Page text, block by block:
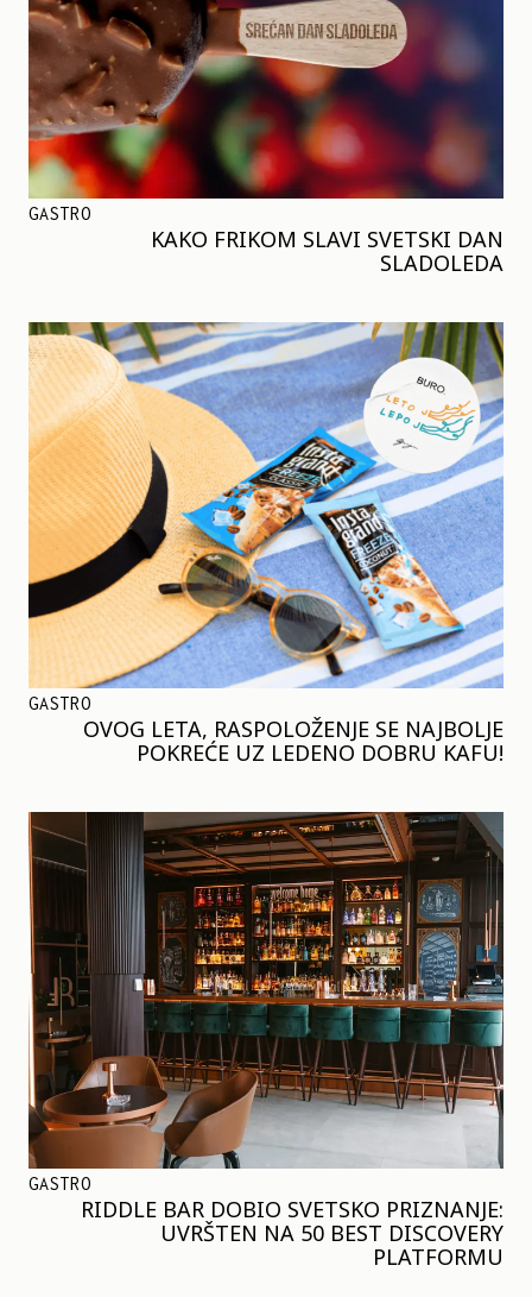
GASTRO
KAKO FRIKOM SLAVI SVETSKI DAN
SLADOLEDA
GASTRO
OVOG LETA, RASPOLOŽENJE SE NAJBOLJE
POKREĆE UZ LEDENO DOBRU KAFU!
GASTRO
RIDDLE BAR DOBIO SVETSKO PRIZNANJE:
UVRŠTEN NA 50 BEST DISCOVERY
PLATFORMU